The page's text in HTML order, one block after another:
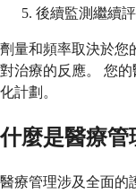
後續監測繼續
劑量和頻率取決於您
對治療的反應。 您
化計劃。
什麼是醫療管
醫療管理涉及全面的